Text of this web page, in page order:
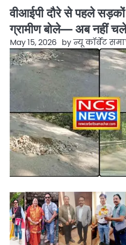
वीआईपी दौरे से पहले
ग्रामीण बोले— अब नहीं
May 15, 2026 byन्यू कॉर्बेट